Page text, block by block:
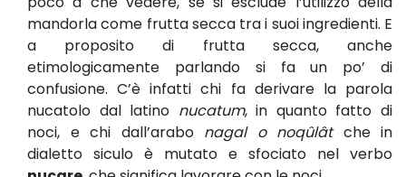
mandorla come frutta secca tra i suoi ingredienti. E
a proposito di frutta secca, anche
etimologicamente parlando si fa un po’ di
confusione. C’è infatti chi fa derivare la parola
nucatolo dal latino nucatum, in quanto fatto di
noci, e chi dall’arabo nagal o noqûlâtche in
dialetto siculo è mutato e sfociato nel verbo